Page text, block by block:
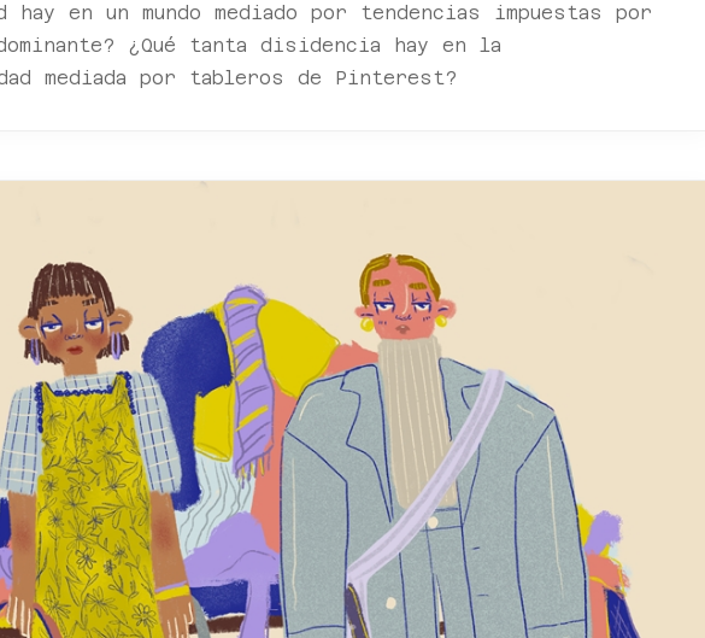
hay en un mundo mediado por tendencias impuestas por
¿Qué tanta disidencia hay en la
mediada por tableros de Pinterest?